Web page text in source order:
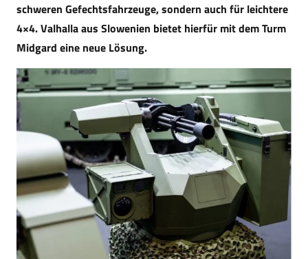
schweren Gefechtsfahrzeuge, sondern auch für leichtere
4×4. Valhalla aus Slowenien bietet hierfür mit dem Turm
Midgard eine neue Lösung.